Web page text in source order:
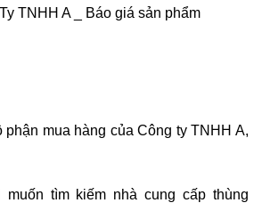
TNHH A _ Báo giá sản phẩm
phận mua hàng của Công ty TNHH A,
muốn tìm kiếm nhà cung cấp thùng